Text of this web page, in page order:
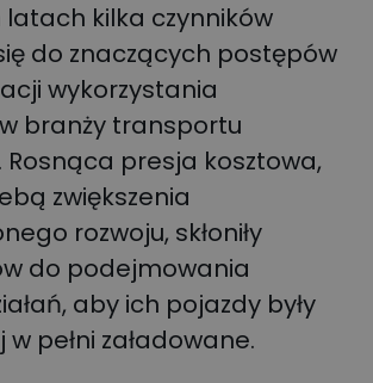
kilka czynników
do znaczących postępów
wykorzystania
branży transportu
presja kosztowa,
zwiększenia
rozwoju, skłoniły
do podejmowania
aby ich pojazdy były
w pełni załadowane.